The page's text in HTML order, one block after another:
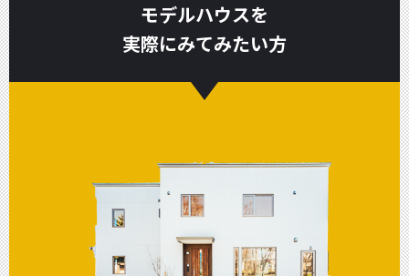
モデルハウスを
実際にみてみたい方